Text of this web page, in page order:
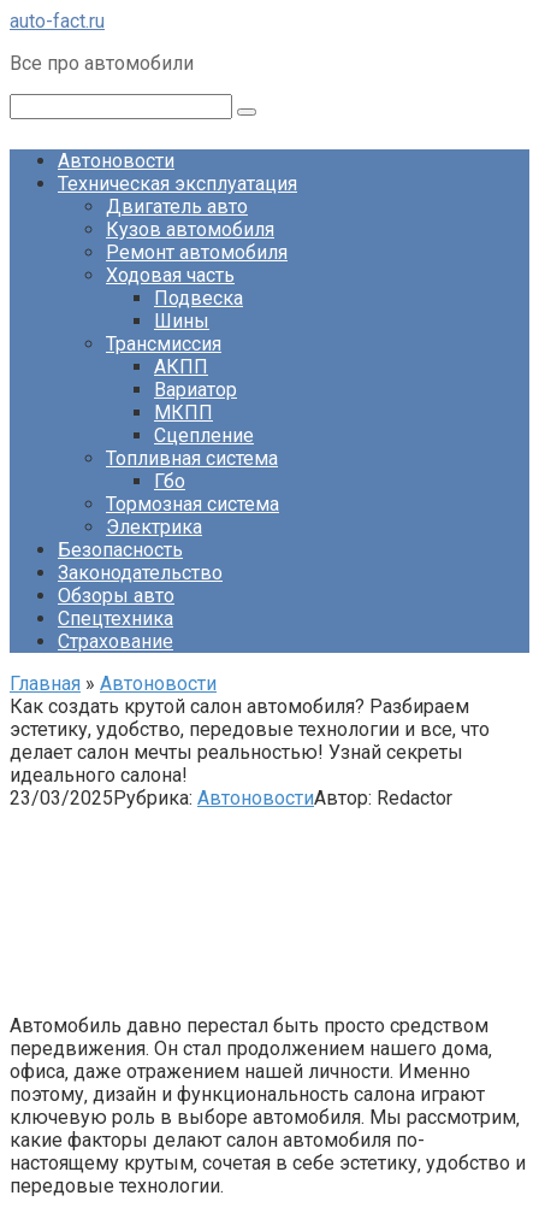
Перейти
контенту
auto-fact.ru
Все про автомобили
Автоновости
Техническая эксплуатация
Двигатель авто
Кузов автомобиля
Ремонт автомобиля
Ходовая часть
Подвеска
Шины
Трансмиссия
АКПП
Вариатор
МКПП
Сцепление
Топливная система
Гбо
Тормозная система
Электрика
Безопасность
Законодательство
Обзоры авто
Спецтехника
Страхование
Главная » Автоновости
Как создать крутой салон автомобиля? Разбираем
эстетику, удобство, передовые технологии и все, что
делает салон мечты реальностью! Узнай секреты
идеального салона!
23/03/2025Рубрика: АвтоновостиАвтор: Redactor
Автомобиль давно перестал быть просто средством
передвижения. Он стал продолжением нашего дома‚
офиса‚ даже отражением нашей личности. Именно
поэтому‚ дизайн и функциональность салона играют
ключевую роль в выборе автомобиля. Мы рассмотрим‚
какие факторы делают салон автомобиля по-
настоящему крутым‚ сочетая в себе эстетику‚ удобство и
передовые технологии.